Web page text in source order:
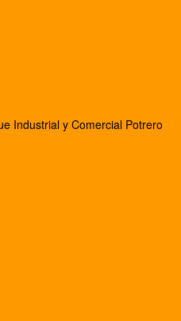
Industrial y Comercial Potrero